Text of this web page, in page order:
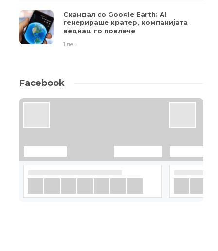
Скандал со Google Earth: AI
генерираше кратер, компанијата
веднаш го повлече
1 ден
Facebook